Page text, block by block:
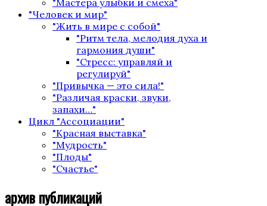
"Мастера улыбки и смеха"
"Человек и мир"
"Жить в мире с собой"
"Ритм тела, мелодия духа и
гармония души"
"Стресс: управляй и
регулируй"
"Привычка — это сила!"
"Различая краски, звуки,
запахи…"
Цикл "Ассоциации"
"Красная выставка"
"Мудрость"
"Плоды"
"Счастье"
архив публикаций